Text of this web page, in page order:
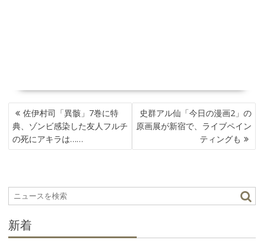
投
稿
ナ
ビ
シ
ョ
佐伊村司「異骸」7巻に特
典、ゾンビ感染した友人フルチ
の死にアキラは……
史群アル仙「今日の漫画2」の
原画展が新宿で、ライブペイン
ティングも
新着